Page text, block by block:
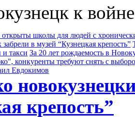
к
открыты школы для людей с
в музей “Кузнецкая крепость”
и такси За 20 лет рождаемость в
конкуренты требуют снять с
Евдокимов
крепость”